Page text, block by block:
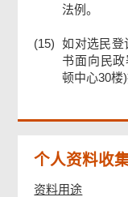
法例。
(15)
如对选民登
书面向民
顿中心30楼)
个人资料收
资料用途